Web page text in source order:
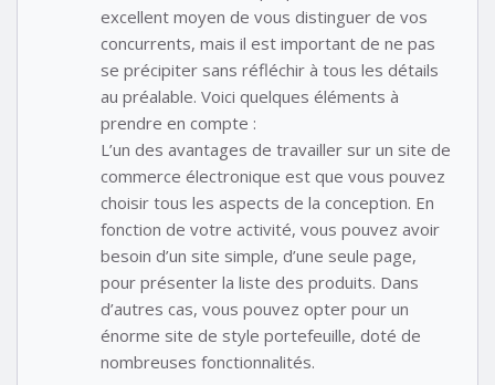
excellent moyen de vous distinguer de vos
concurrents, mais il est important de ne pas
se précipiter sans réfléchir à tous les détails
au préalable. Voici quelques éléments à
prendre en compte :
L’un des avantages de travailler sur un site de
commerce électronique est que vous pouvez
choisir tous les aspects de la conception. En
fonction de votre activité, vous pouvez avoir
besoin d’un site simple, d’une seule page,
pour présenter la liste des produits. Dans
d’autres cas, vous pouvez opter pour un
énorme site de style portefeuille, doté de
nombreuses fonctionnalités.